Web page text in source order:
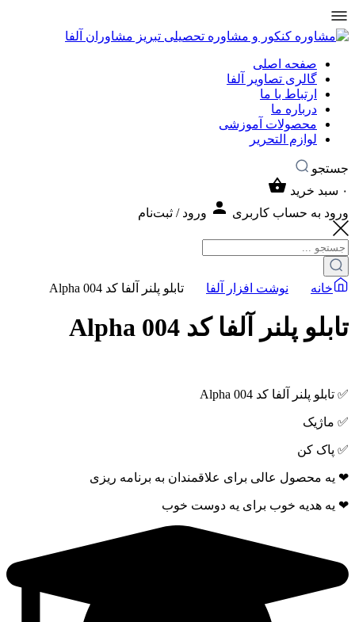
صفحه اصلی
گالری تصاویر آلفا
ارتباط با ما
درباره ما
محصولات آموزشی
لوازم التحریر
جستجو
۰ سبد خرید
ورود به حساب کاربری
ورود / ثبت‌نام
خانه نوشت افزار آلفا تابلو پلنر آلفا کد Alpha 004
تابلو پلنر آلفا کد Alpha 004
✅ تابلو پلنر آلفا کد Alpha 004
✅ ماژیک
✅ پاک کن
❤ یه محصول عالی برای علاقمندان به برنامه ریزی
❤ یه هدیه خوب برای یه دوست خوب